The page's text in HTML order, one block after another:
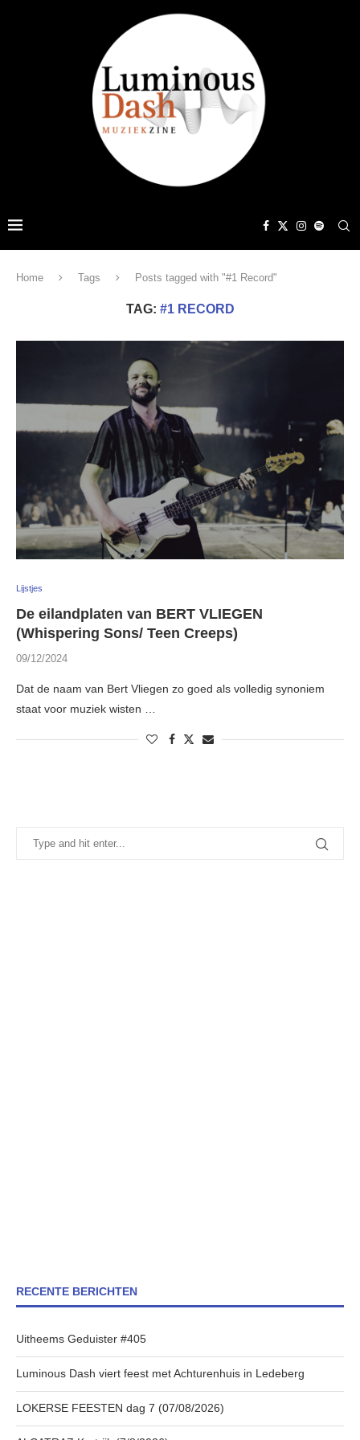
Home Tags Posts tagged with "#1 Record"
TAG: #1 RECORD
Lijstjes
De eilandplaten van BERT VLIEGEN
(Whispering Sons/ Teen Creeps)
09/12/2024
Dat de naam van Bert Vliegen zo goed als volledig synoniem
staat voor muziek wisten …
RECENTE BERICHTEN
Uitheems Geduister #405
Luminous Dash viert feest met Achturenhuis in Ledeberg
LOKERSE FEESTEN dag 7 (07/08/2026)